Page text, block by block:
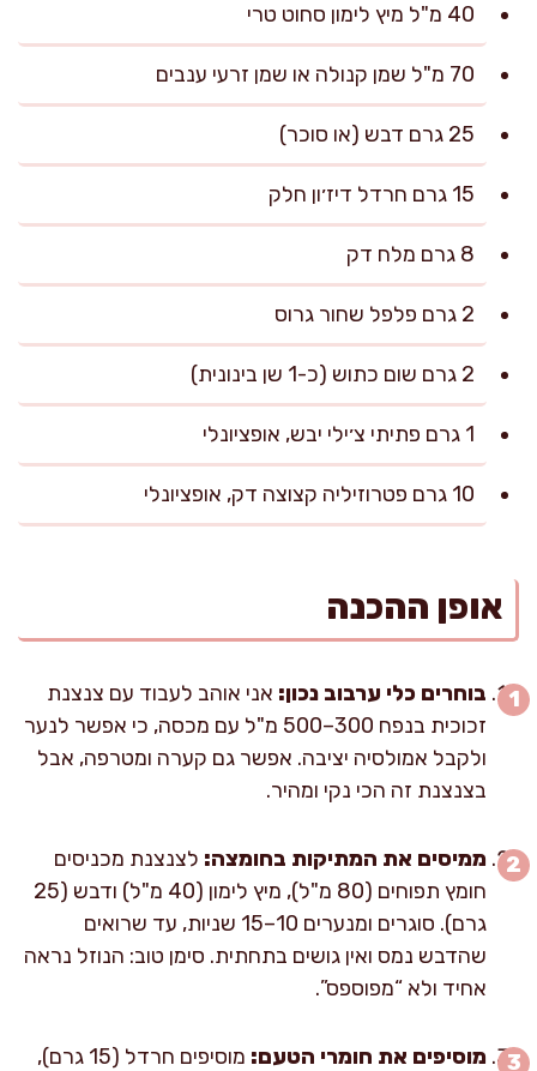
40 מ"ל מיץ לימון סחוט טרי
70 מ"ל שמן קנולה או שמן זרעי ענבים
25 גרם דבש (או סוכר)
15 גרם חרדל דיז׳ון חלק
8 גרם מלח דק
2 גרם פלפל שחור גרוס
2 גרם שום כתוש (כ-1 שן בינונית)
1 גרם פתיתי צ׳ילי יבש, אופציונלי
10 גרם פטרוזיליה קצוצה דק, אופציונלי
אופן ההכנה
בוחרים כלי ערבוב נכון: אני אוהב לעבוד עם צנצנת
זכוכית בנפח 300–500 מ"ל עם מכסה, כי אפשר לנער
ולקבל אמולסיה יציבה. אפשר גם קערה ומטרפה, אבל
בצנצנת זה הכי נקי ומהיר.
ממיסים את המתיקות בחומצה: לצנצנת מכניסים
חומץ תפוחים (80 מ"ל), מיץ לימון (40 מ"ל) ודבש (25
גרם). סוגרים ומנערים 10–15 שניות, עד שרואים
שהדבש נמס ואין גושים בתחתית. סימן טוב: הנוזל נראה
אחיד ולא “מפוספס”.
מוסיפים את חומרי הטעם:
מוסיפים חרדל (15 גרם),